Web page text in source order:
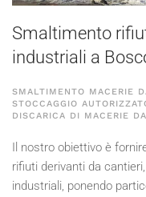
Smaltimento
industriali a
SMALTIMENTO MACERIE
STOCCAGGIO
DISCARICA DI MACERIE
Il nostro obiettivo è
rifiuti derivanti da
industriali, ponendo